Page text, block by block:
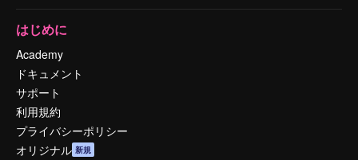
はじめに
Academy
ドキュメント
サポート
利用規約
プライバシーポリシー
オリジナル 新規